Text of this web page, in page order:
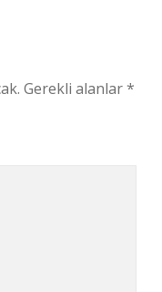
Gerekli alanlar*